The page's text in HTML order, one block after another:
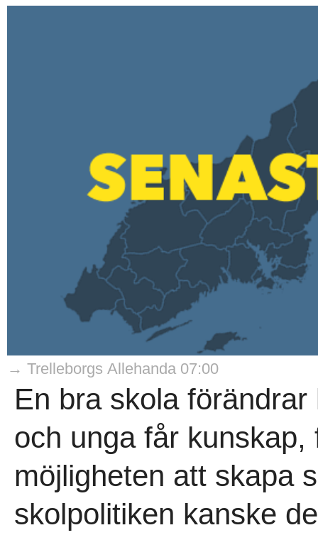
→ Trelleborgs Allehanda 07:00
En bra skola
och unga får kunskap,
möjligheten att skapa
skolpolitiken kanske